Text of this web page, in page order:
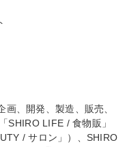
、開発、製造、販売、
SHIRO LIFE / 食物販」
/ サロン」）、SHIRO